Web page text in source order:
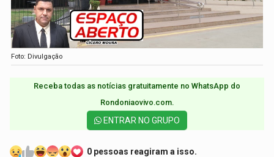
Foto: Divulgação
Receba todas as notícias gratuitamente no WhatsApp do
Rondoniaovivo.com.​
ENTRAR NO GRUPO
0 pessoas reagiram a isso.